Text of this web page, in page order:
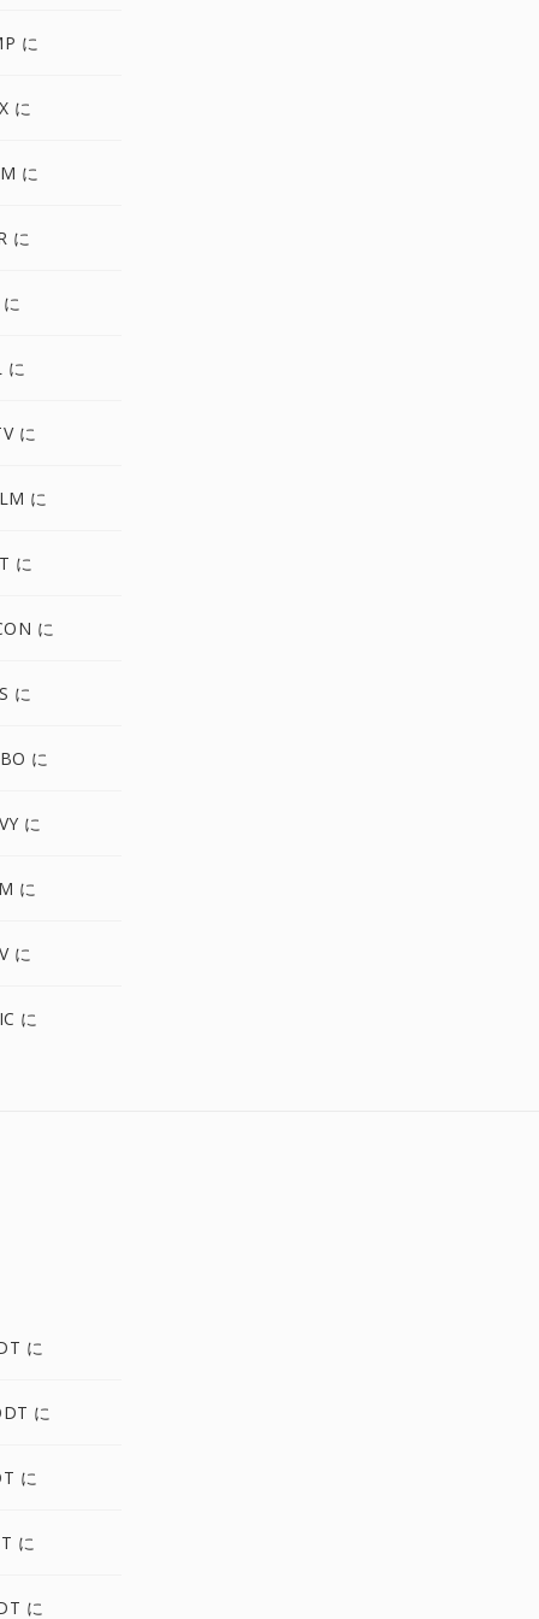
に
に
に
に
に
に
に
に
に
に
に
に
に
に
に
に
に
に
に
に